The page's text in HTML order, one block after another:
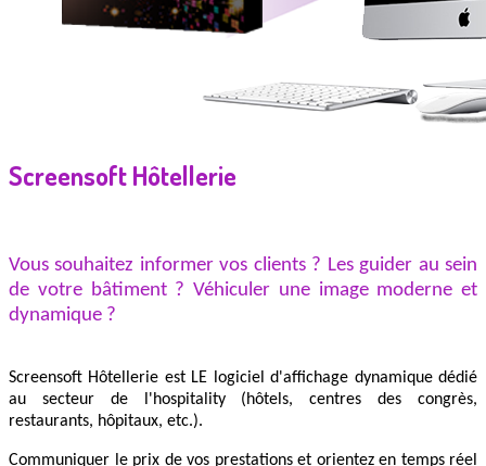
Screensoft Hôtellerie
Vous souhaitez informer vos clients ? Les guider au sein
de votre bâtiment ? Véhiculer une image moderne et
dynamique ?
Screensoft Hôtellerie est LE logiciel d'affichage dynamique dédié
au secteur de l'hospitality (hôtels, centres des congrès,
restaurants, hôpitaux, etc.).
Communiquer le prix de vos prestations et orientez en temps réel